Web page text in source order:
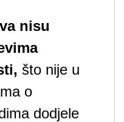
nisu
što nije u
o
dodjele